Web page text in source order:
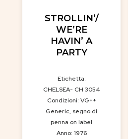
STROLLIN’/
WE’RE
HAVIN’ A
PARTY
Etichetta:
CHELSEA- CH 3054
Condizioni: VG++
Generic, segno di
penna on label
Anno: 1976